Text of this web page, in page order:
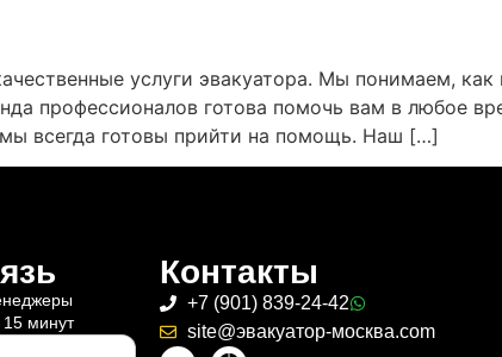
услуги эвакуатора. Мы понимаем,
профессионалов готова помочь вам в любое
всегда готовы прийти на помощь. Наш […]
15 минут
Контакты
+7 (901) 839-24-42
site@эвакуатор-москва.com